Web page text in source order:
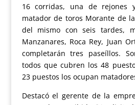
16 corridas, una de rejones
matador de toros Morante de
del mismo con seis tardes,
Manzanares, Roca Rey, Juan
completarán tres paseíllos.
todos que cubren los 48
23 puestos los ocupan
Destacó el gerente de la